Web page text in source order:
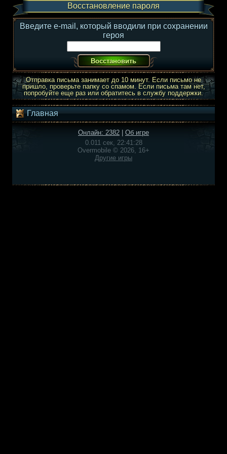
Восстановление пароля
Введите e-mail, который вводили при сохранении
героя
Отправка письма занимает до 10 минут. Если письмо не
пришло, проверьте папку со спамом. Если письма там нет,
попробуйте еще раз или обратитесь в службу поддержки.
Главная
Онлайн: 2382
Об игре
0.011 сек, 22:41:28
Overmobile © 2026, 16+
Другие игры